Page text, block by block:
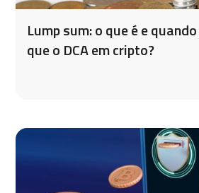
Lump sum: o que é e
que o DCA em cripto?